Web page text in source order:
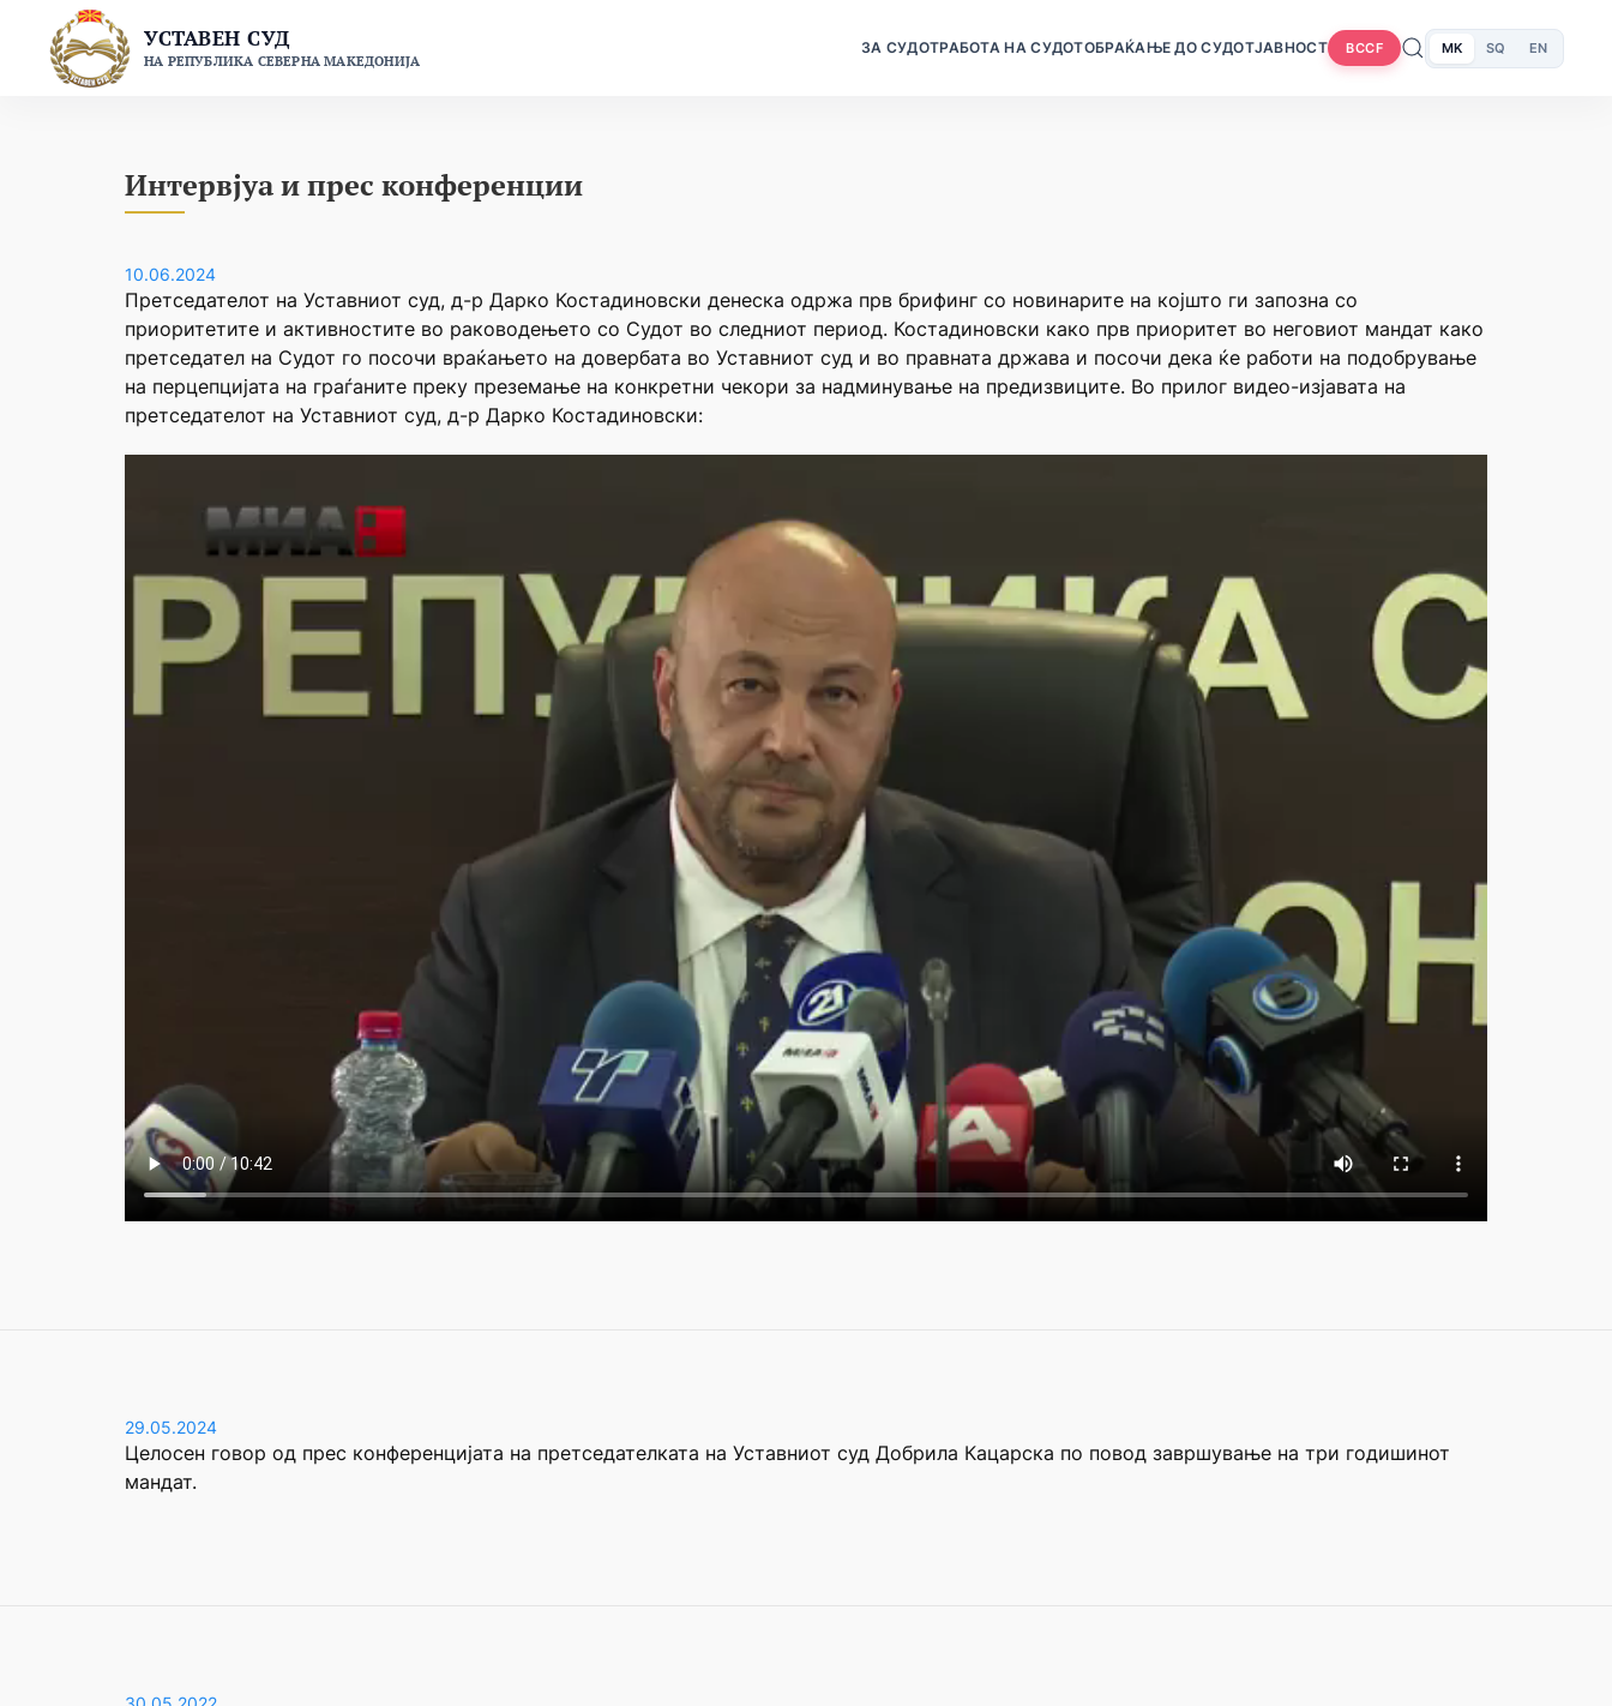
content
УСТАВЕН СУД
НА РЕПУБЛИКА СЕВЕРНА МАКЕДОНИЈА
ЗА СУДОТРАБОТА НА СУДОТОБРАЌАЊЕ ДО СУДОТЈАВНОСТ BCCF MK SQ EN
Интервјуа и прес конференции
10.06.2024
Претседателот на Уставниот суд, д-р Дарко Костадиновски денеска одржа прв брифинг со новинарите на којшто ги запозна со
приоритетите и активностите во раководењето со Судот во следниот период. Костадиновски како прв приоритет во неговиот мандат како
претседател на Судот го посочи враќањето на довербата во Уставниот суд и во правната држава и посочи дека ќе работи на подобрување
на перцепцијата на граѓаните преку преземање на конкретни чекори за надминување на предизвиците. Во прилог видео-изјавата на
претседателот на Уставниот суд, д-р Дарко Костадиновски:
29.05.2024
Целосен говор од прес конференцијата на претседателката на Уставниот суд Добрила Кацарска по повод завршување на три годишинот
мандат.